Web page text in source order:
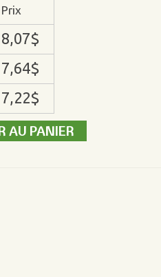
Prix
8,07$
7,64$
7,22$
AU PANIER